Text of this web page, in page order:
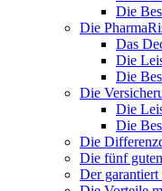
Die
Die
Das
Die
Die
Die
Die
Die
Die
Die fünf
Der